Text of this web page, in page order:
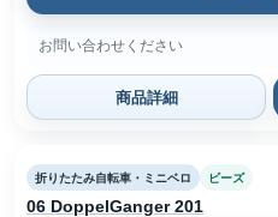
お問い合わせください
商品詳細
折りたたみ自転車・ミニベロ ビーズ
06 DoppelGanger 201